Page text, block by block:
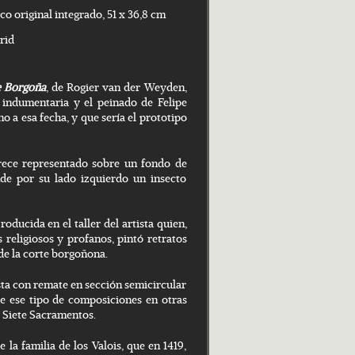
original integrado, 51 x 36,8 cm
Borgoña, de Rogier van der Weyden,
y el peinado de Felipe
a esa fecha, y que sería el prototipo
representado sobre un fondo de
por su lado izquierdo un insecto
en el taller del artista quien,
religiosos y profanos, pintó retratos
la corte borgoñona.
con remate en sección semicircular
ese tipo de composiciones en otras
Sacramentos.
familia de los Valois, que en 1419,